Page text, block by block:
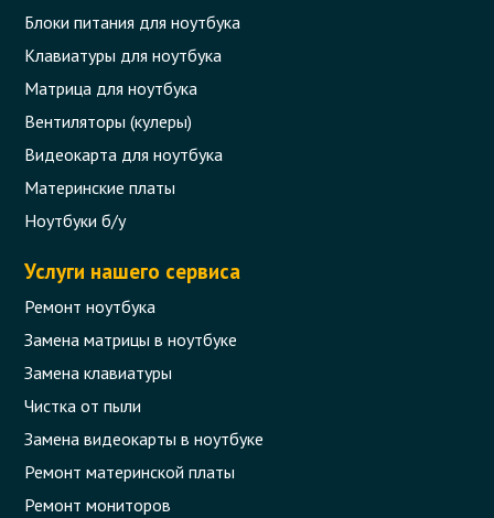
Блоки питания для ноутбука
Клавиатуры для ноутбука
Матрица для ноутбука
Вентиляторы (кулеры)
Видеокарта для ноутбука
Материнские платы
Ноутбуки б/у
Услуги нашего сервиса
Ремонт ноутбука
Замена матрицы в ноутбуке
Замена клавиатуры
Чистка от пыли
Замена видеокарты в ноутбуке
Ремонт материнской платы
Ремонт мониторов